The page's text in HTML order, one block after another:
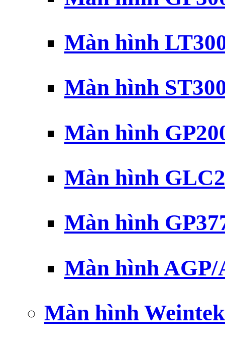
Màn hình
Màn hình
Màn hình
Màn hình
Màn hình
Màn hình AGP/
Màn hình